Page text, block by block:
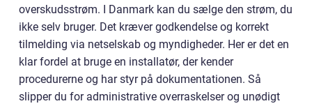
overskudsstrøm. I Danmark kan du sælge den strøm, du
ikke selv bruger. Det kræver godkendelse og korrekt
tilmelding via netselskab og myndigheder. Her er det en
klar fordel at bruge en installatør, der kender
procedurerne og har styr på dokumentationen. Så
slipper du for administrative overraskelser og unødigt